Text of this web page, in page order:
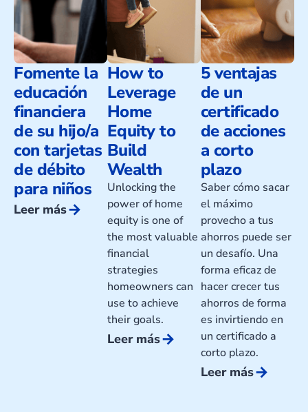
Fomente la
educación
financiera
de su hijo/a
con tarjetas
de débito
para niños
Leer másarrow_forward
How to
Leverage
Home
Equity to
Build
Wealth
Unlocking the
power of home
equity is one of
the most valuable
financial
strategies
homeowners can
use to achieve
their goals.
Leer másarrow_forward
5 ventajas
de un
certificado
de acciones
a corto
plazo
Saber cómo sacar
el máximo
provecho a tus
ahorros puede ser
un desafío. Una
forma eficaz de
hacer crecer tus
ahorros de forma
es invirtiendo en
un certificado a
corto plazo.
Leer másarrow_forward